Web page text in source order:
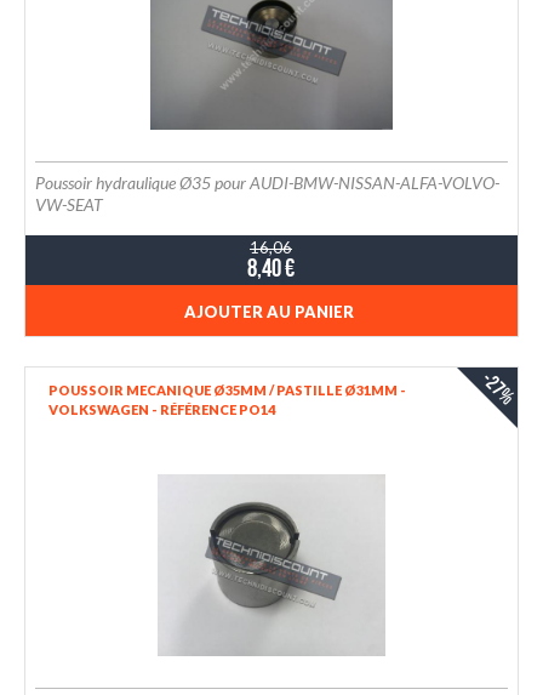
Poussoir hydraulique Ø35 pour AUDI-BMW-NISSAN-ALFA-VOLVO-
VW-SEAT
16,06
8,40 €
AJOUTER AU PANIER
POUSSOIR MECANIQUE Ø35MM / PASTILLE Ø31MM -
VOLKSWAGEN - RÉFÉRENCE PO14
-27%